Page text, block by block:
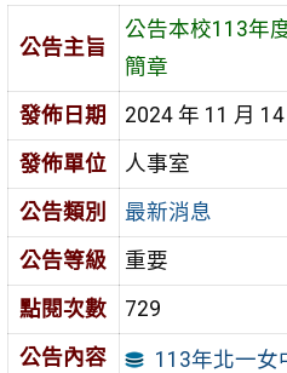
公告主旨
公告本校113年
簡章
發佈日期
2024 年 11 月 14
發佈單位
人事室
公告類別
最新消息
公告等級
重要
點閱次數
729
公告內容
113年北一女